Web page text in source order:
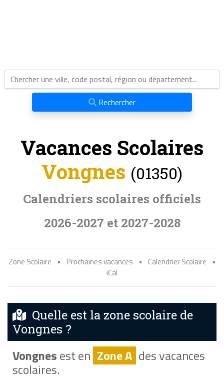
Rechercher
Vacances Scolaires
Vongnes (01350)
Calendriers scolaires officiels
2026-2027 et 2027-2028
Zone Scolaire • Prochaines vacances • Calendrier Scolaire
•
iCal
Quelle est la zone scolaire de
Vongnes ?
Vongnesest en Zone A des vacances
scolaires.